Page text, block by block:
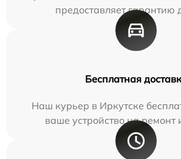
предоставляет гарантию
Бесплатная
Наш курьер в Иркутске
ваше устройство на ремонт